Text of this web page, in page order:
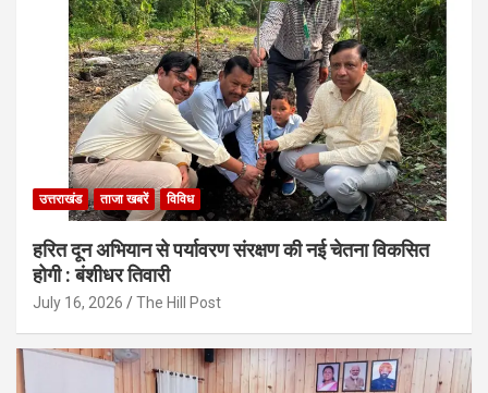
उत्तराखंड ताजा खबरें विविध
हरित दून अभियान से पर्यावरण संरक्षण की नई चेतना विकसित
होगी : बंशीधर तिवारी
July 16, 2026 The Hill Post